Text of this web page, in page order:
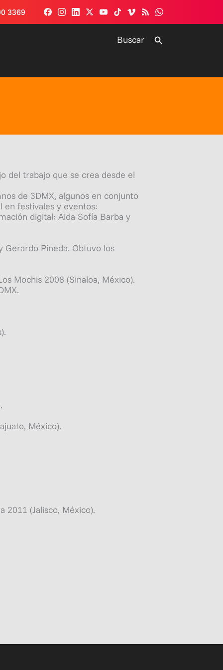
3369
Buscar Buscar
del trabajo que se crea desde el
de 3DMX, algunos en conjunto
en festivales y eventos:
digital: Aida Sofía Barba y
Gerardo Pineda. Obtuvo los
Mochis 2008 (Sinaloa, México).
México).
2011 (Jalisco, México).